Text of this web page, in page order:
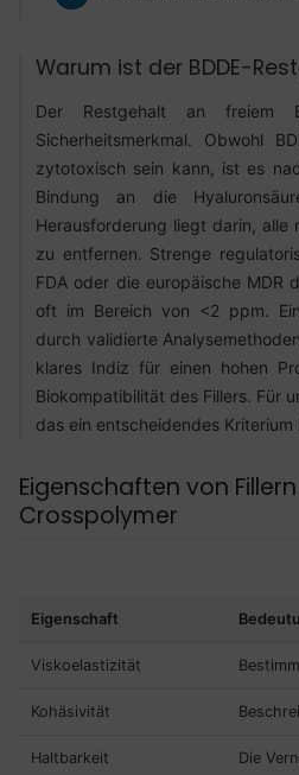
Warum ist der BDDE-
Der Restgehalt an freiem
Sicherheitsmerkmal. Obwohl
zytotoxisch sein kann, ist es
Bindung an die
Herausforderung liegt darin, alle
zu entfernen. Strenge
FDA oder die europäische MDR
oft im Bereich von <2 ppm.
durch validierte
klares Indiz für einen hohen
Biokompatibilität des Fillers. Für
das ein entscheidendes
Eigenschaften von Fillern
Crosspolymer
Eigenschaft
Viskoelastizität
Kohäsivität
Haltbarkeit Die